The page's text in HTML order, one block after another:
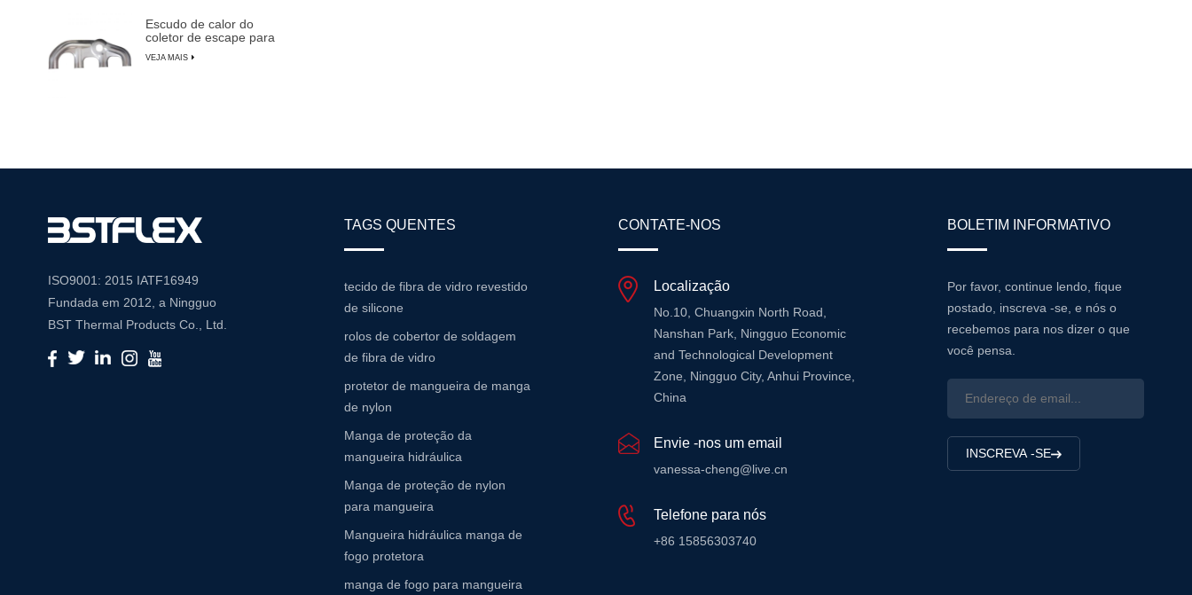
Escudo de calor do
coletor de escape para
SUVs
VEJA MAIS
ISO9001: 2015 IATF16949
Fundada em 2012, a Ningguo
BST Thermal Products Co., Ltd.
é um fabricante líder
especializado em soluções
TAGS QUENTES
tecido de fibra de vidro revestido
de silicone
rolos de cobertor de soldagem
de fibra de vidro
protetor de mangueira de manga
de nylon
Manga de proteção da
mangueira hidráulica
Manga de proteção de nylon
para mangueira
Mangueira hidráulica manga de
fogo protetora
manga de fogo para mangueira
CONTATE-NOS
Localização
No.10, Chuangxin North Road,
Nanshan Park, Ningguo Economic
and Technological Development
Zone, Ningguo City, Anhui Province,
China
Envie -nos um email
vanessa-cheng@live.cn
Telefone para nós
+86 15856303740
BOLETIM INFORMATIVO
Por favor, continue lendo, fique
postado, inscreva -se, e nós o
recebemos para nos dizer o que
você pensa.
INSCREVA -SE